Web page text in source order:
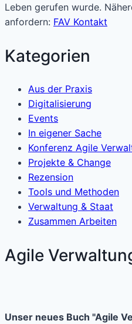
Leben gerufen wurde.
anfordern: FAV Kontakt
Kategorien
Aus der Praxis
Digitalisierung
Events
In eigener Sache
Konferenz Agile
Projekte & Change
Rezension
Tools und Methoden
Verwaltung & Staat
Zusammen Arbeiten
Agile
Unser neues Buch "Agile